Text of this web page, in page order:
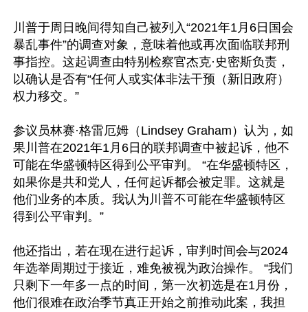
川普于周日晚间得知自己被列入“2021年1月6日国会
暴乱事件”的调查对象，意味着他或再次面临联邦刑
事指控。这起调查由特别检察官杰克·史密斯负责，
以确认是否有“任何人或实体非法干预（新旧政府）
权力移交。”
参议员林赛·格雷厄姆（Lindsey Graham）认为，如
果川普在2021年1月6日的联邦调查中被起诉，他不
可能在华盛顿特区得到公平审判。 “在华盛顿特区，
如果你是共和党人，任何起诉都会被定罪。这就是
他们业务的本质。我认为川普不可能在华盛顿特区
得到公平审判。”
他还指出，若在现在进行起诉，审判时间会与2024
年选举周期过于接近，难免被视为政治操作。 “我们
只剩下一年多一点的时间，第一次初选是在1月份，
他们很难在政治季节真正开始之前推动此案，我担